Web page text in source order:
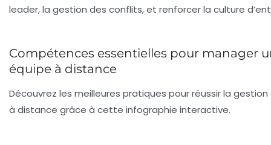
leader, la gestion des conflits, et renforcer la culture
Compétences essentielles pour manager
équipe à distance
Découvrez les meilleures pratiques pour réussir la gestion
à distance grâce à cette infographie interactive.